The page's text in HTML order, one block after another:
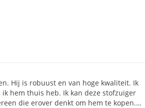
Hij is robuust en van hoge kwaliteit. Ik
hem thuis heb. Ik kan deze stofzuiger
die erover denkt om hem te kopen.